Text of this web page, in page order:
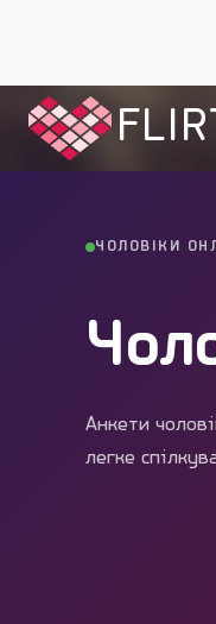
Flirt.ua Міста
ЧОЛОВІКИ
Анкети
легке